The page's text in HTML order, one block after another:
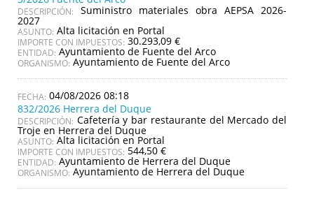
DESCRIPCIÓN: Suministro materiales obra AEPSA 2026-
2027
ASUNTO: Alta licitación en Portal
IMPORTE CON IMPUESTOS: 30.293,09 €
ENTIDAD: Ayuntamiento de Fuente del Arco
ORGANISMO: Ayuntamiento de Fuente del Arco
04/08/2026 08:18
832/2026 Herrera del Duque
DESCRIPCIÓN: Cafetería y bar restaurante del Mercado del
Troje en Herrera del Duque
ASUNTO: Alta licitación en Portal
IMPORTE CON IMPUESTOS: 544,50 €
ENTIDAD: Ayuntamiento de Herrera del Duque
ORGANISMO: Ayuntamiento de Herrera del Duque